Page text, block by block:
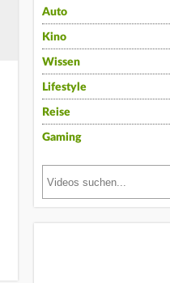
Auto
Kino
Wissen
Lifestyle
Reise
Gaming